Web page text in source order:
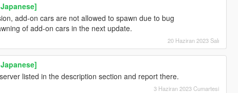
add-on cars are not allowed to spawn due to bug
of add-on cars in the next update.
20 Haziran 2023 Salı
listed in the description section and report there.
3 Haziran 2023 Cumartesi